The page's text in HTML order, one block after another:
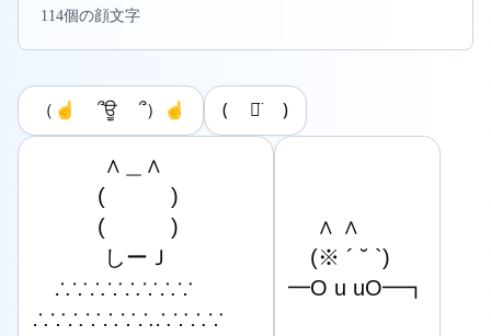
114個の顔文字
（☝ ՞ਊ ՞）☝ ( ᯅ̈ )
∧＿∧
(　　　)
(　　　)
しーＪ
∴∵∴∵∴∵∴∵
∴∵∴∵∴∵∴∴∵∴∵
∧ ∧
(※ ´ ˘ `)
━O u uO━┓